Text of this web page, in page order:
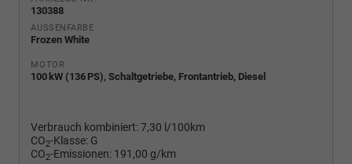
130388
AUSSENFARBE
Frozen White
MOTOR
100 kW (136 PS), Schaltgetriebe, Frontantrieb, Diesel
Verbrauch kombiniert:7,30 l/100km
CO2-Klasse: G
CO2-Emissionen: 191,00 g/km